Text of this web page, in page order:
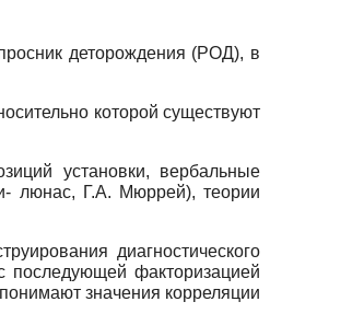
деторождения (РОД), в
которой существуют
установки, вербальные
люнас, Г.А. Мюррей), теории
диагностического
последующей факторизацией
значения корреляции